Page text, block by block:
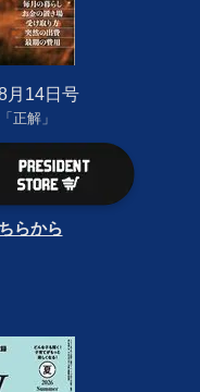
月14日号
正解」
らから